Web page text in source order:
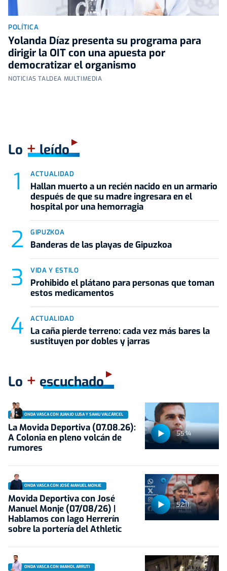
POLÍTICA
Yolanda Díaz presenta su programa para
dirigir la OIT con una apuesta por
democratizar el organismo
NOTICIAS TALDEA MULTIMEDIA
Lo +leído
ACTUALIDAD
Hallan muerto a un recién nacido en un armario
después de que su madre ingresara en el
hospital por una hemorragia
GIPUZKOA
Banderas de las playas de Gipuzkoa
VIDA Y ESTILO
Prohibido el plátano para personas que toman
estos medicamentos
ACTUALIDAD
La caña pierde terreno: cada vez más bares la
sustituyen por dobles y jarras
Lo + escuchado
55:14
ONDA VASCA CON JUANJO LUSA Y SAMU VALCÁRCEL
La Movida Deportiva (07.08.26):
A Colonia en pleno volcán de
rumores
52:11
ONDA VASCA CON JOSÉ MANUEL MONJE
Movida Deportiva con José
Manuel Monje (07/08/26) |
Hablamos con Iago Herrerín
sobre la portería del Athletic
ONDA VASCA CON IMANOL ARRUTI